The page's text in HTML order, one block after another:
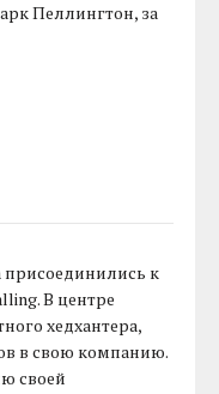
Пеллингтон, за
к
В центре
хедхантера,
в свою компанию.
своей